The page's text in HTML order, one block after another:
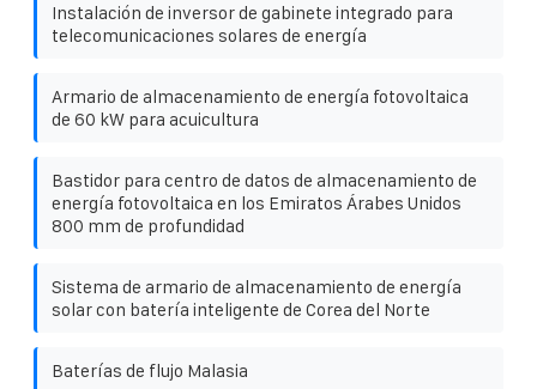
Instalación de inversor de gabinete integrado para
telecomunicaciones solares de energía
Armario de almacenamiento de energía fotovoltaica
de 60 kW para acuicultura
Bastidor para centro de datos de almacenamiento de
energía fotovoltaica en los Emiratos Árabes Unidos
800 mm de profundidad
Sistema de armario de almacenamiento de energía
solar con batería inteligente de Corea del Norte
Baterías de flujo Malasia